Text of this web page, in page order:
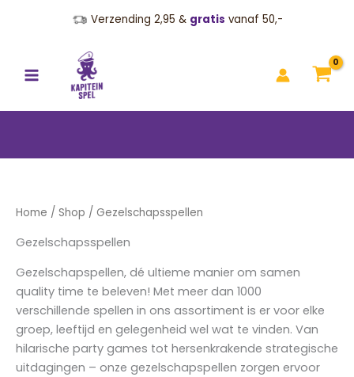
inhoud
Verzending 2,95 & gratis vanaf 50,-
Home / Shop / Gezelschapsspellen
Gezelschapsspellen
Gezelschapspellen, dé ultieme manier om samen
quality time te beleven! Met meer dan 1000
verschillende spellen in ons assortiment is er voor elke
groep, leeftijd en gelegenheid wel wat te vinden. Van
hilarische party games tot hersenkrakende strategische
uitdagingen – onze gezelschapspellen zorgen ervoor